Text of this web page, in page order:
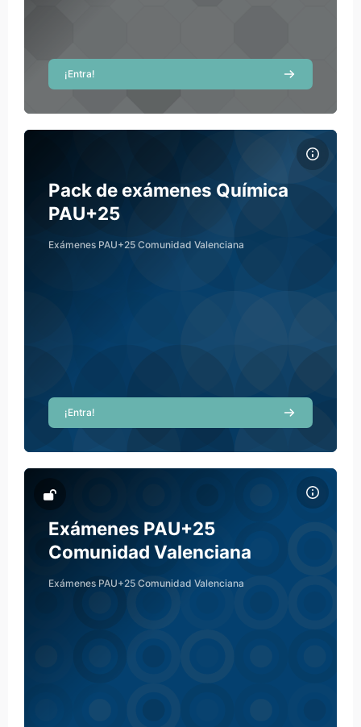
¡Entra!
Archivos del resumen del curso Pack de exámenes Química
Archivos del resumen del curso
Nombre del curso
Pack de exámenes Química
PAU+25
Exámenes PAU+25 Comunidad Valenciana
¡Entra!
Archivos del resumen del curso Exámenes PAU+25 Comunidad
Archivos del resumen del curso
Nombre del curso
Exámenes PAU+25
Comunidad Valenciana
Exámenes PAU+25 Comunidad Valenciana